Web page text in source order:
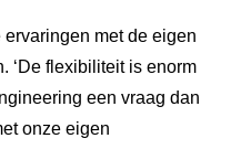
ervaringen met de eigen
‘De flexibiliteit is enorm
een vraag dan
onze eigen